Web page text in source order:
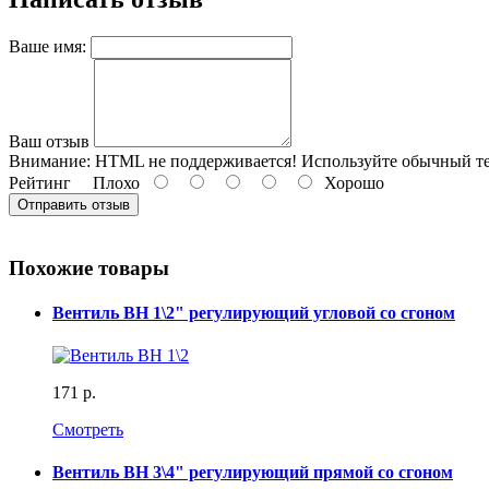
Ваше имя:
Ваш отзыв
Внимание: HTML не поддерживается! Используйте обычный
Рейтинг Плохо Хорошо
Отправить отзыв
Похожие товары
Вентиль ВН 1\2" регулирующий угловой со сгоном
171 р.
Смотреть
Вентиль ВН 3\4" регулирующий прямой со сгоном